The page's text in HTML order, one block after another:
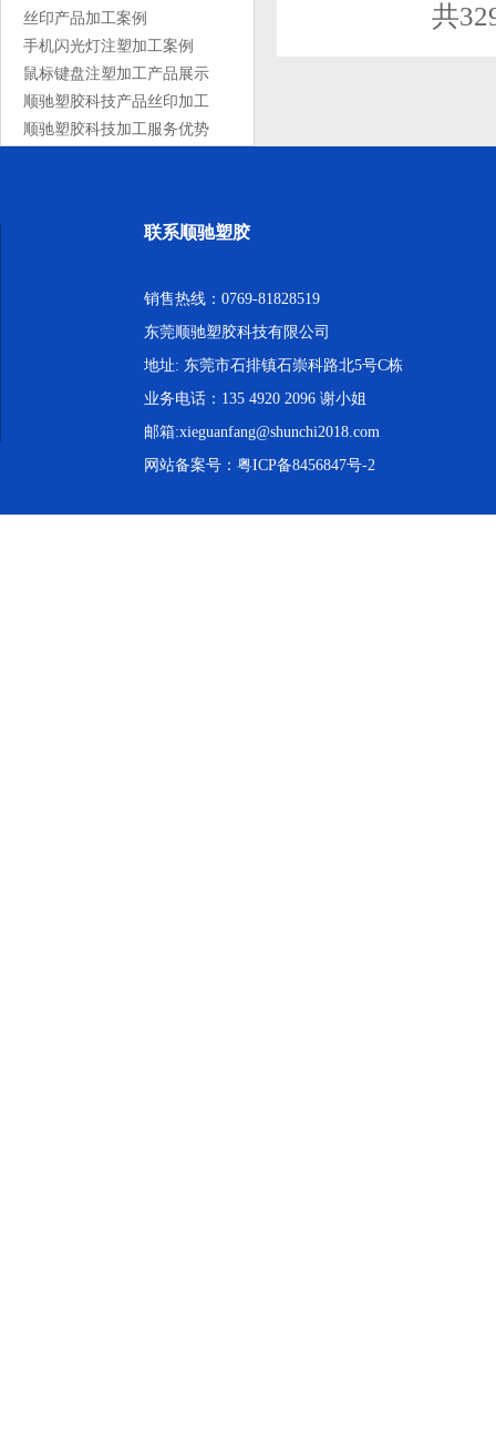
丝印产品加工案例
手机闪光灯注塑加工案例
鼠标键盘注塑加工产品展示
顺驰塑胶科技产品丝印加工
服务
顺驰塑胶科技加工服务优势
共
联系顺驰塑胶
销售热线：0769-81828519
东莞顺驰塑胶科技有限公司
地址: 东莞市石排镇石崇科路北5号C栋
业务电话：135 4920 2096 谢小姐
邮箱:xieguanfang@shunchi2018.com
网站备案号： 粤ICP备8456847号-2